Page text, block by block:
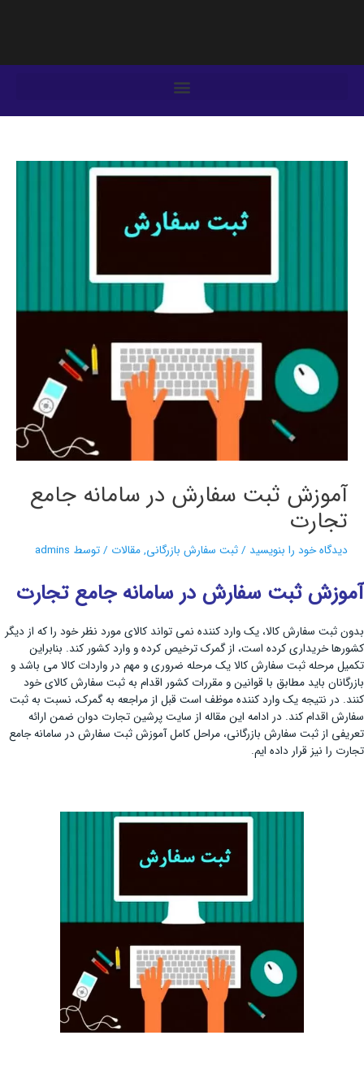
آموزش ثبت سفارش در سامانه جامع
تجارت
دیدگاه‌ خود را بنویسید /ثبت سفارش بازرگانی,مقالات / توسط admins
آموزش ثبت سفارش در سامانه جامع تجارت
بدون ثبت سفارش کالا، یک وارد کننده نمی تواند کالای مورد نظر خود را که از دیگر
کشورها خریداری کرده است، از گمرک ترخیص کرده و وارد کشور کند. بنابراین
تکمیل مرحله ثبت سفارش کالا یک مرحله ضروری و مهم در واردات کالا می باشد و
بازرگانان باید مطابق با قوانین و مقررات کشور اقدام به ثبت سفارش کالای خود
کنند. در نتیجه یک وارد کننده موظف است قبل از مراجعه به گمرک، نسبت به ثبت
سفارش اقدام کند. در ادامه این مقاله از سایت پرشین تجارت دوان ضمن ارائه
تعریفی از ثبت سفارش بازرگانی، مراحل کامل آموزش ثبت سفارش در سامانه جامع
تجارت را نیز قرار داده ایم.